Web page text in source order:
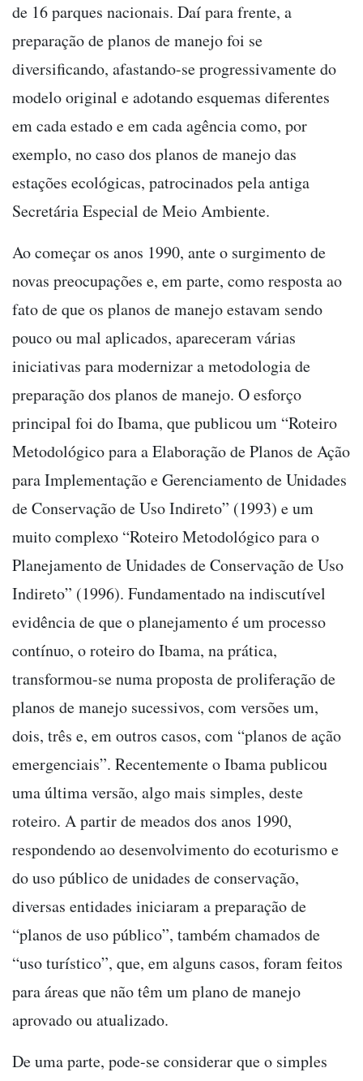
de 16 parques nacionais. Daí para frente, a
preparação de planos de manejo foi se
diversificando, afastando-se progressivamente do
modelo original e adotando esquemas diferentes
em cada estado e em cada agência como, por
exemplo, no caso dos planos de manejo das
estações ecológicas, patrocinados pela antiga
Secretária Especial de Meio Ambiente.
Ao começar os anos 1990, ante o surgimento de
novas preocupações e, em parte, como resposta ao
fato de que os planos de manejo estavam sendo
pouco ou mal aplicados, apareceram várias
iniciativas para modernizar a metodologia de
preparação dos planos de manejo. O esforço
principal foi do Ibama, que publicou um “Roteiro
Metodológico para a Elaboração de Planos de Ação
para Implementação e Gerenciamento de Unidades
de Conservação de Uso Indireto” (1993) e um
muito complexo “Roteiro Metodológico para o
Planejamento de Unidades de Conservação de Uso
Indireto” (1996). Fundamentado na indiscutível
evidência de que o planejamento é um processo
contínuo, o roteiro do Ibama, na prática,
transformou-se numa proposta de proliferação de
planos de manejo sucessivos, com versões um,
dois, três e, em outros casos, com “planos de ação
emergenciais”. Recentemente o Ibama publicou
uma última versão, algo mais simples, deste
roteiro. A partir de meados dos anos 1990,
respondendo ao desenvolvimento do ecoturismo e
do uso público de unidades de conservação,
diversas entidades iniciaram a preparação de
“planos de uso público”, também chamados de
“uso turístico”, que, em alguns casos, foram feitos
para áreas que não têm um plano de manejo
aprovado ou atualizado.
De uma parte, pode-se considerar que o simples